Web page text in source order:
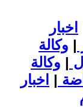
اخبار
| وكالة
| وكالة
| اخبار